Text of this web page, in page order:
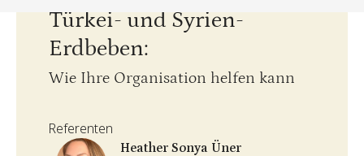
Türkei- und Syrien-
Erdbeben:
Wie Ihre Organisation helfen kann
Referenten
Heather Sonya Üner